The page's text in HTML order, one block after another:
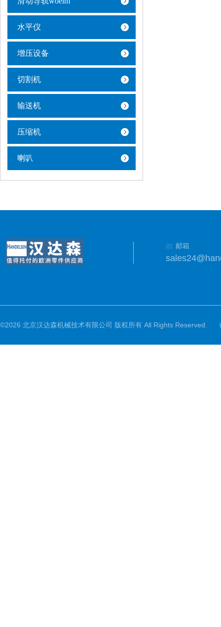
水平仪
增压设备
切割机
输送机
压缩机
喇叭
邮箱
©2026 北京汉达森机械技术有限公司 版权所有 All Rights Reserved.